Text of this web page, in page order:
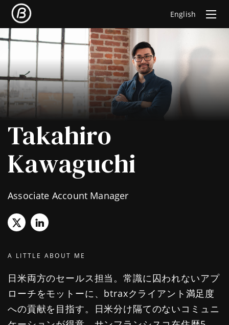
English
Takahiro
Kawaguchi
Associate Account Manager
A LITTLE ABOUT ME
日米両方のセールス担当。常識に囚われないアプ
ローチをモットーに、btraxクライアント満足度
への貢献を目指す。日米分け隔てのないコミュニ